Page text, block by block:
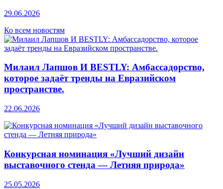
29.06.2026
Ко всем новостям
Милаил Лапшов И BESTLY: Амбассадорство,
которое задаёт тренды на Евразийском
пространстве.
22.06.2026
Конкурсная номинация «Лучший дизайн
выставочного стенда — Летняя природа»
25.05.2026